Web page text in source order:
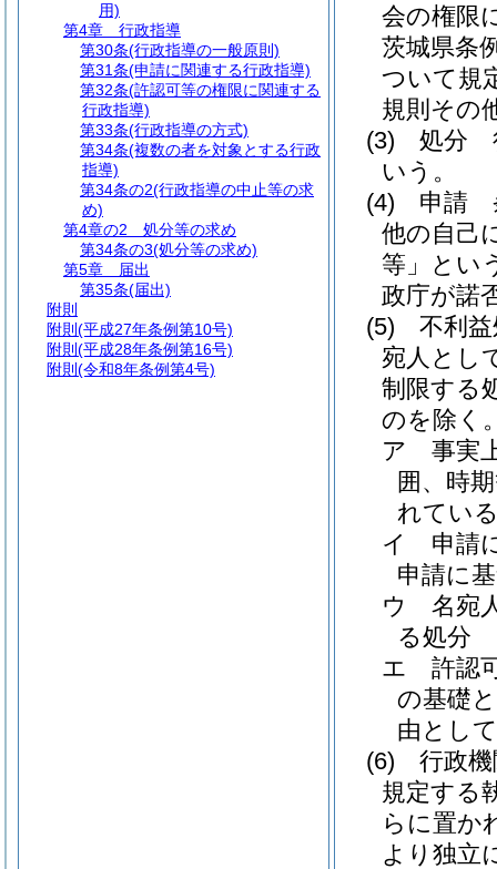
会の権限
茨城県条
ついて規
規則その
(3)
処分
いう。
(4)
申請
他の自己
等」とい
政庁が諾
(5)
不利
宛人とし
制限する
のを除く
ア
事実
囲、時
れてい
イ
申請
申請に
ウ
名宛
る処分
エ
許認
の基礎
由とし
(6)
行政
規定する
らに置か
より独立
用)
第4章
行政指導
第30条(行政指導の一般原則)
第31条(申請に関連する行政指導)
第32条(許認可等の権限に関連する
行政指導)
第33条(行政指導の方式)
第34条(複数の者を対象とする行政
指導)
第34条の2(行政指導の中止等の求
め)
第4章の2
処分等の求め
第34条の3(処分等の求め)
第5章
届出
第35条(届出)
附則
附則 (平成27年条例第10号)
附則 (平成28年条例第16号)
附則 (令和8年条例第4号)